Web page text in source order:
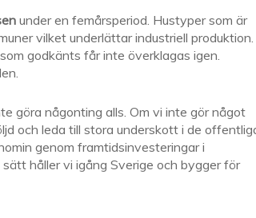
under en femårsperiod. Hustyper som är
vilket underlättar industriell produktion.
godkänts får inte överklagas igen.
göra någonting alls. Om vi inte gör något
och leda till stora underskott i de
genom framtidsinvesteringar i
håller vi igång Sverige och bygger för